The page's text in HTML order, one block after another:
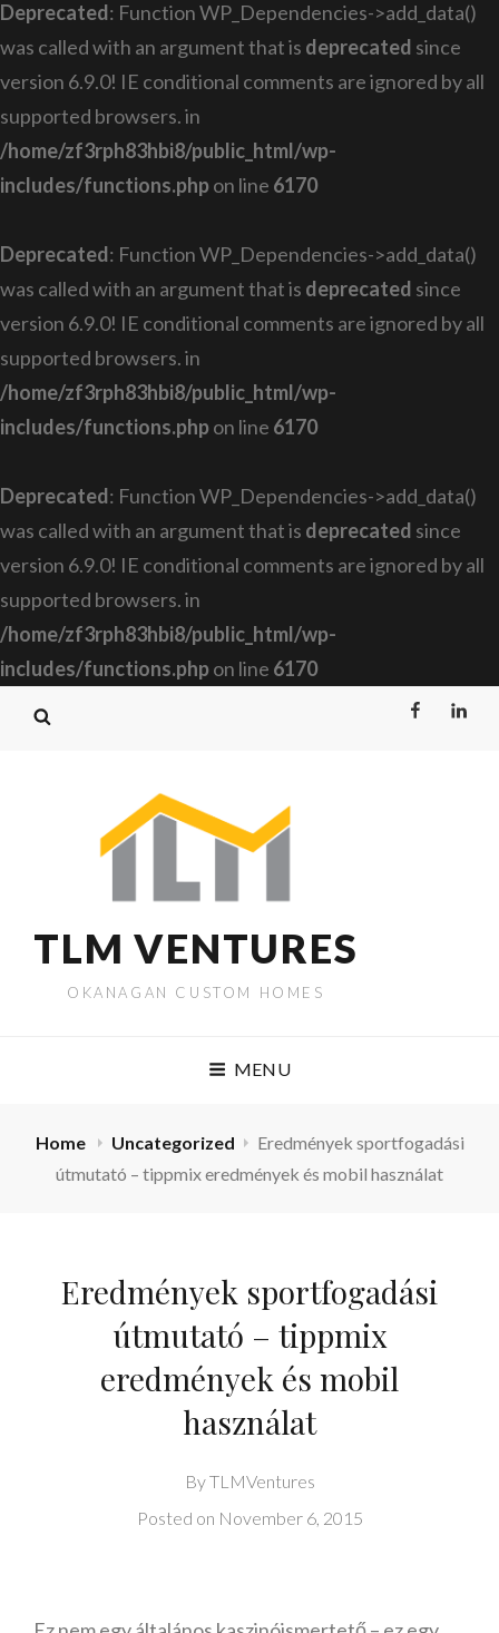
Deprecated: Function WP_Dependencies->add_data()
was called with an argument that is deprecated since
version 6.9.0! IE conditional comments are ignored by all
supported browsers. in
/home/zf3rph83hbi8/public_html/wp-
includes/functions.phpon line 6170
Deprecated: Function WP_Dependencies->add_data()
was called with an argument that is deprecated since
version 6.9.0! IE conditional comments are ignored by all
supported browsers. in
/home/zf3rph83hbi8/public_html/wp-
includes/functions.phpon line 6170
Deprecated: Function WP_Dependencies->add_data()
was called with an argument that is deprecated since
version 6.9.0! IE conditional comments are ignored by all
supported browsers. in
/home/zf3rph83hbi8/public_html/wp-
includes/functions.phpon line 6170
Facebook
TLM VENTURES
OKANAGAN CUSTOM HOMES
MENU
Home Uncategorized
Eredmények sportfogadási
útmutató – tippmix eredmények és mobil használat
Eredmények sportfogadási
útmutató – tippmix
eredmények és mobil
használat
ByTLMVentures
Posted on November 6, 2015